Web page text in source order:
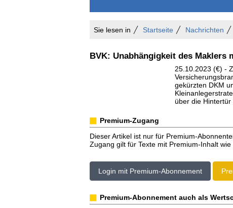
Sie lesen in Startseite Nachrichten
BVK: Unabhängigkeit des Maklers
25.10.2023 (€) -
gekürzten DKM
über die Hintertür
Premium-Zugang
Dieser Artikel ist nur für Premium-
Zugang gilt für Texte mit Premium-Inhalt
Login mit Premium-Abonnement
Premium-Abonnement auch als